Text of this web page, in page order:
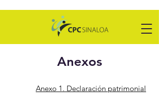
Anexos
Anexo 1. Declaración patrimonial